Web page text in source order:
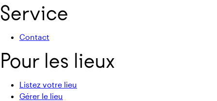
Service
Contact
Pour les lieux
Listez votre lieu
Gérer le lieu